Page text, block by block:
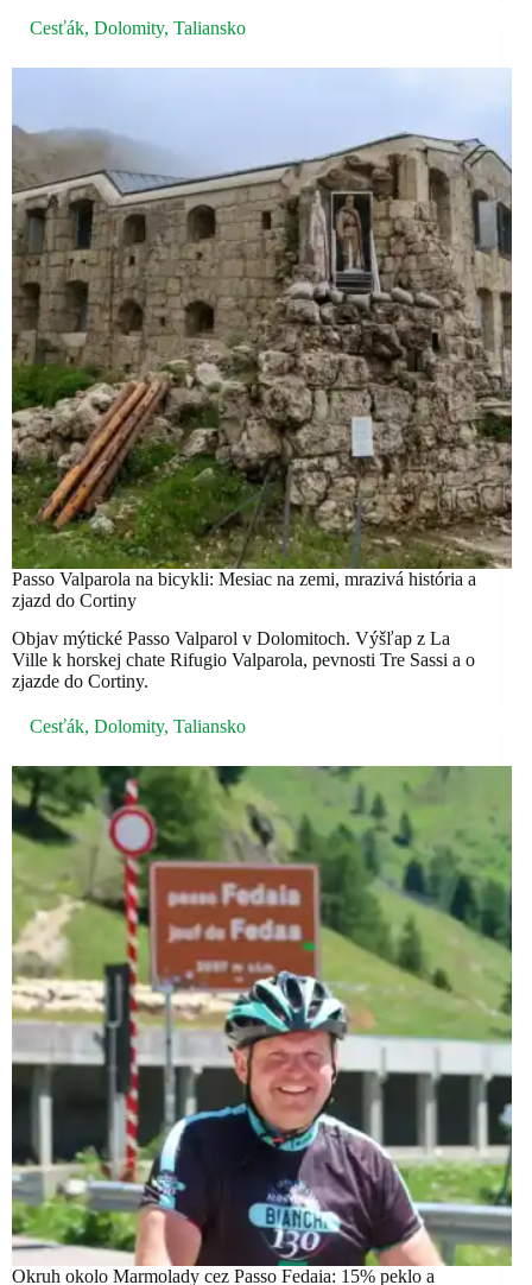
Cesťák, Dolomity, Taliansko
Passo Valparola na bicykli: Mesiac na zemi, mrazivá história a
zjazd do Cortiny
Objav mýtické Passo Valparol v Dolomitoch. Výšľap z La
Ville k horskej chate Rifugio Valparola, pevnosti Tre Sassi a o
zjazde do Cortiny.
Cesťák, Dolomity, Taliansko
Okruh okolo Marmolady cez Passo Fedaia: 15% peklo a